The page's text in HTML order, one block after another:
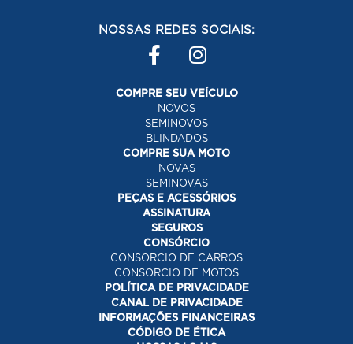
NOSSAS REDES SOCIAIS:
COMPRE SEU VEÍCULO
NOVOS
SEMINOVOS
BLINDADOS
COMPRE SUA MOTO
NOVAS
SEMINOVAS
PEÇAS E ACESSÓRIOS
ASSINATURA
SEGUROS
CONSÓRCIO
CONSORCIO DE CARROS
CONSORCIO DE MOTOS
POLÍTICA DE PRIVACIDADE
CANAL DE PRIVACIDADE
INFORMAÇÕES FINANCEIRAS
CÓDIGO DE ÉTICA